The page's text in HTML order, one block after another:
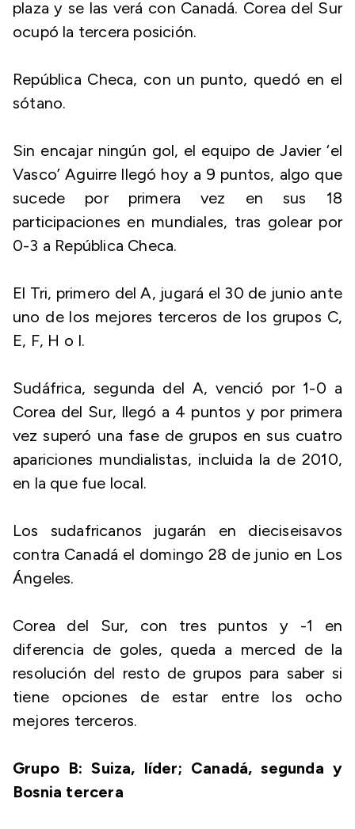
plaza y se las verá con Canadá. Corea del Sur
ocupó la tercera posición.
República Checa, con un punto, quedó en el
sótano.
Sin encajar ningún gol, el equipo de Javier ‘el
Vasco’ Aguirre llegó hoy a 9 puntos, algo que
sucede por primera vez en sus 18
participaciones en mundiales, tras golear por
0-3 a República Checa.
El Tri, primero del A, jugará el 30 de junio ante
uno de los mejores terceros de los grupos C,
E, F, H o I.
Sudáfrica, segunda del A, venció por 1-0 a
Corea del Sur, llegó a 4 puntos y por primera
vez superó una fase de grupos en sus cuatro
apariciones mundialistas, incluida la de 2010,
en la que fue local.
Los sudafricanos jugarán en dieciseisavos
contra Canadá el domingo 28 de junio en Los
Ángeles.
Corea del Sur, con tres puntos y -1 en
diferencia de goles, queda a merced de la
resolución del resto de grupos para saber si
tiene opciones de estar entre los ocho
mejores terceros.
Grupo B: Suiza, líder; Canadá, segunda y
Bosnia tercera